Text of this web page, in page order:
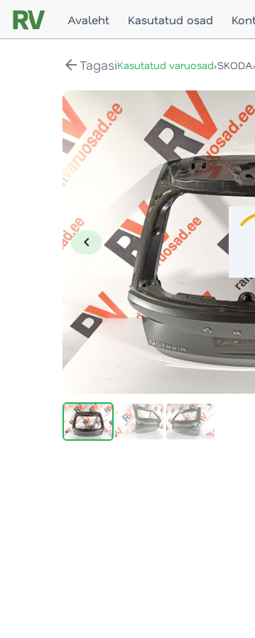
Avaleht Kasutatud osad
arrow_backTagasiKasutatud varuosad›SKODA›
chevron_left